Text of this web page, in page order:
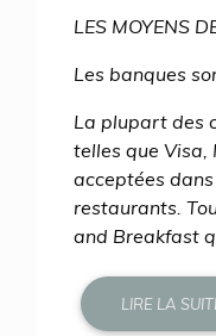
LES MOYENS
Les banques
La plupart des
telles que Visa,
acceptées
restaurants.
and Breakfast
LIRE LA